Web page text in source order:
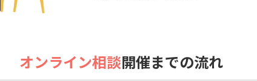
オンライン相談開催までの流れ